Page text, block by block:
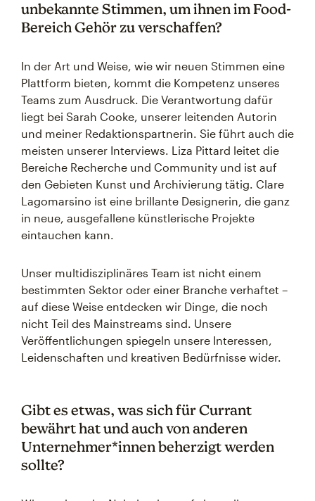
unbekannte Stimmen, um ihnen im Food-
Bereich Gehör zu verschaffen?
In der Art und Weise, wie wir neuen Stimmen eine
Plattform bieten, kommt die Kompetenz unseres
Teams zum Ausdruck. Die Verantwortung dafür
liegt bei Sarah Cooke, unserer leitenden Autorin
und meiner Redaktionspartnerin. Sie führt auch die
meisten unserer Interviews. Liza Pittard leitet die
Bereiche Recherche und Community und ist auf
den Gebieten Kunst und Archivierung tätig. Clare
Lagomarsino ist eine brillante Designerin, die ganz
in neue, ausgefallene künstlerische Projekte
eintauchen kann.
Unser multidisziplinäres Team ist nicht einem
bestimmten Sektor oder einer Branche verhaftet –
auf diese Weise entdecken wir Dinge, die noch
nicht Teil des Mainstreams sind. Unsere
Veröffentlichungen spiegeln unsere Interessen,
Leidenschaften und kreativen Bedürfnisse wider.
Gibt es etwas, was sich für Currant
bewährt hat und auch von anderen
Unternehmer*innen beherzigt werden
sollte?